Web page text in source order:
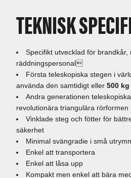
TEKNISK
Specifikt utvecklad för brandkår,
räddningspersonal
Första teleskopiska stegen i
använda den samtidigt eller 500 kg
Andra generationen
revolutionära triangulära rörformen
Vinklade steg och fötter för
säkerhet
Minimal svängradie i små
Enkel att transportera
Enkel att låsa upp
Kompakt men enkel att bära